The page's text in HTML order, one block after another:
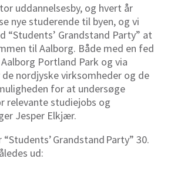
uddannelsesby, og hvert år
nye studerende til byen, og vi
“Students’ Grandstand Party” at
til Aalborg. Både med en fed
Portland Park og via
de nordjyske virksomheder og de
for at undersøge
relevante studiejobs og
Jesper Elkjær.
Grandstand Party” 30.
ud: